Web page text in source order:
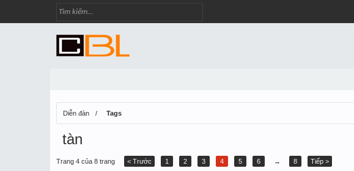
Diễn đàn Tags
tàn
Trang 4 của 8 trang < Trước 1 2 3 4 5 6 → 8 Tiếp >